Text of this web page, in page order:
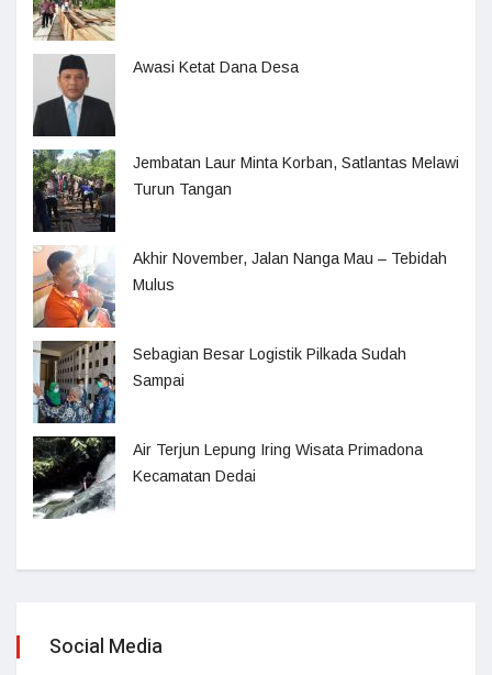
Awasi Ketat Dana Desa
Jembatan Laur Minta Korban, Satlantas Melawi
Turun Tangan
Akhir November, Jalan Nanga Mau – Tebidah
Mulus
Sebagian Besar Logistik Pilkada Sudah
Sampai
Air Terjun Lepung Iring Wisata Primadona
Kecamatan Dedai
Social Media